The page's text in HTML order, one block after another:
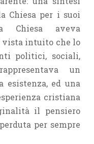
Chiesa per i suoi
aveva
vista intuito che lo
politici, sociali,
un
esistenza, ed una
cristiana
il pensiero
per sempre